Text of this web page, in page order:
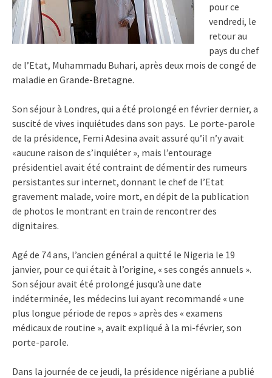
pour ce
vendredi, le
retour au
pays du chef
de l’Etat, Muhammadu Buhari, après deux mois de congé de
maladie en Grande-Bretagne.
Son séjour à Londres, qui a été prolongé en février dernier, a
suscité de vives inquiétudes dans son pays. Le porte-parole
de la présidence, Femi Adesina avait assuré qu’il n’y avait
«aucune raison de s’inquiéter », mais l’entourage
présidentiel avait été contraint de démentir des rumeurs
persistantes sur internet, donnant le chef de l’Etat
gravement malade, voire mort, en dépit de la publication
de photos le montrant en train de rencontrer des
dignitaires.
Agé de 74 ans, l’ancien général a quitté le Nigeria le 19
janvier, pour ce qui était à l’origine, « ses congés annuels ».
Son séjour avait été prolongé jusqu’à une date
indéterminée, les médecins lui ayant recommandé « une
plus longue période de repos » après des « examens
médicaux de routine », avait expliqué à la mi-février, son
porte-parole.
Dans la journée de ce jeudi, la présidence nigériane a publié